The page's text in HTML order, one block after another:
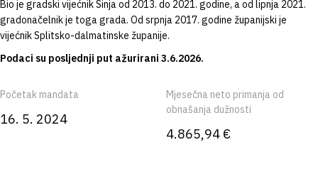
Bio je gradski vijećnik Sinja od 2013. do 2021. godine, a od lipnja 2021.
gradonačelnik je toga grada. Od srpnja 2017. godine županijski je
vijećnik Splitsko-dalmatinske županije.
Podaci su posljednji put ažurirani 3.6.2026.
Početak mandata
16. 5. 2024
Mjesečna neto primanja od
obnašanja dužnosti
4.865,94 €